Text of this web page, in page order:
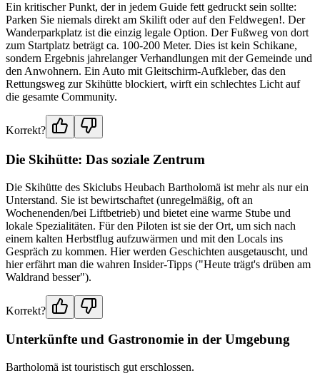
Ein kritischer Punkt, der in jedem Guide fett gedruckt sein sollte:
Parken Sie niemals direkt am Skilift oder auf den Feldwegen!. Der
Wanderparkplatz ist die einzig legale Option. Der Fußweg von dort
zum Startplatz beträgt ca. 100-200 Meter. Dies ist kein Schikane,
sondern Ergebnis jahrelanger Verhandlungen mit der Gemeinde und
den Anwohnern. Ein Auto mit Gleitschirm-Aufkleber, das den
Rettungsweg zur Skihütte blockiert, wirft ein schlechtes Licht auf
die gesamte Community.
Korrekt?
Die Skihütte: Das soziale Zentrum
Die Skihütte des Skiclubs Heubach Bartholomä ist mehr als nur ein
Unterstand. Sie ist bewirtschaftet (unregelmäßig, oft an
Wochenenden/bei Liftbetrieb) und bietet eine warme Stube und
lokale Spezialitäten. Für den Piloten ist sie der Ort, um sich nach
einem kalten Herbstflug aufzuwärmen und mit den Locals ins
Gespräch zu kommen. Hier werden Geschichten ausgetauscht, und
hier erfährt man die wahren Insider-Tipps ("Heute trägt's drüben am
Waldrand besser").
Korrekt?
Unterkünfte und Gastronomie in der Umgebung
Bartholomä ist touristisch gut erschlossen.